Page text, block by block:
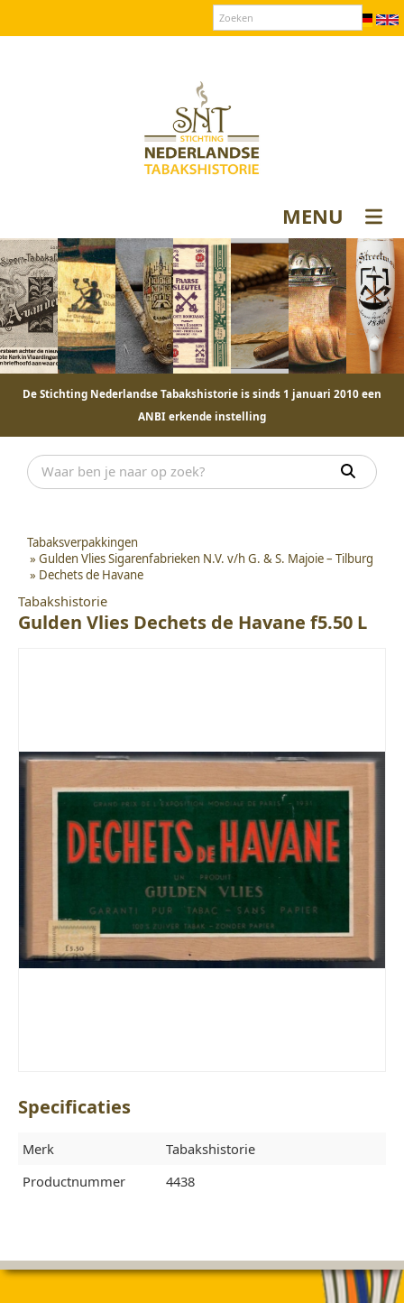
MENU
De Stichting Nederlandse Tabakshistorie is sinds 1 januari 2010 een
ANBI erkende instelling
Tabaksverpakkingen
» Gulden Vlies Sigarenfabrieken N.V. v/h G. & S. Majoie – Tilburg
» Dechets de Havane
Tabakshistorie
Gulden Vlies Dechets de Havane f5.50 L
Specificaties
Merk
Tabakshistorie
Productnummer
4438